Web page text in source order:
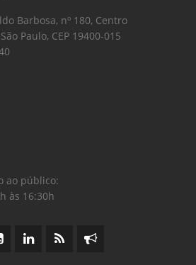
Barbosa, nº 180, Centro
Paulo, CEP 19400-015
ao público:
às 16:30h